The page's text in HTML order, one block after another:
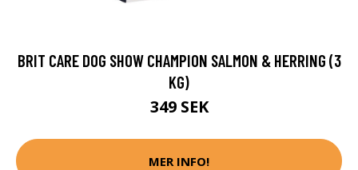
BRIT CARE DOG SHOW CHAMPION SALMON & HERRING (3
KG)
349 SEK
MER INFO!